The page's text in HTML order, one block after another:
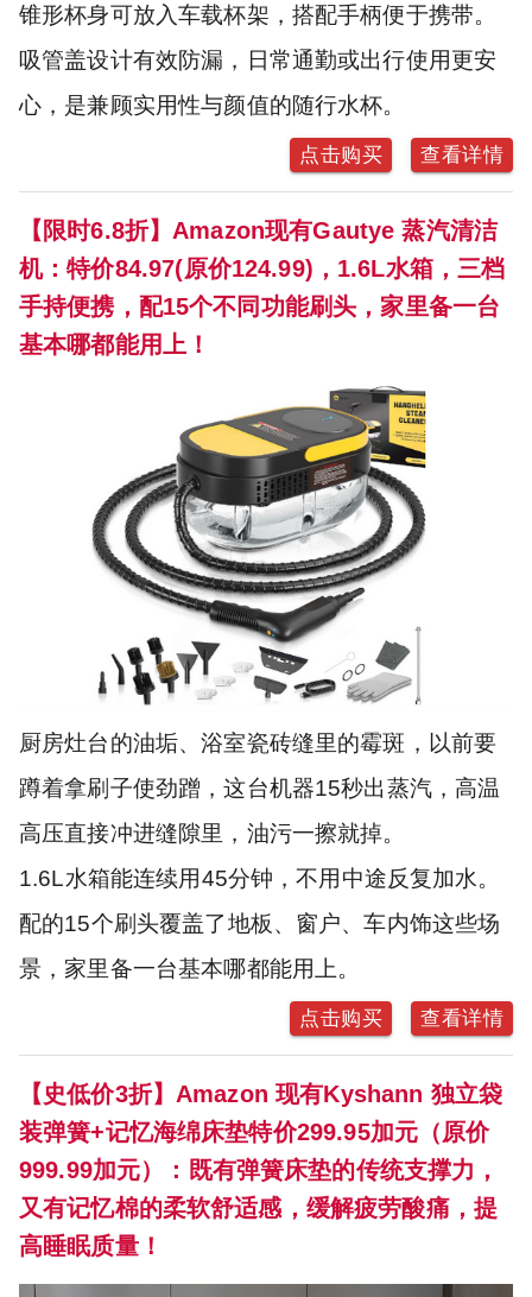
锥形杯身可放入车载杯架，搭配手柄便于携带。
吸管盖设计有效防漏，日常通勤或出行使用更安
心，是兼顾实用性与颜值的随行水杯。
点击购买 查看详情
【限时6.8折】Amazon现有Gautye 蒸汽清洁
机：特价84.97(原价124.99)，1.6L水箱，三档
手持便携，配15个不同功能刷头，家里备一台
基本哪都能用上！
厨房灶台的油垢、浴室瓷砖缝里的霉斑，以前要
蹲着拿刷子使劲蹭，这台机器15秒出蒸汽，高温
高压直接冲进缝隙里，油污一擦就掉。
1.6L水箱能连续用45分钟，不用中途反复加水。
配的15个刷头覆盖了地板、窗户、车内饰这些场
景，家里备一台基本哪都能用上。
点击购买 查看详情
【史低价3折】Amazon 现有Kyshann 独立袋
装弹簧+记忆海绵床垫特价299.95加元（原价
999.99加元）：既有弹簧床垫的传统支撑力，
又有记忆棉的柔软舒适感，缓解疲劳酸痛，提
高睡眠质量！